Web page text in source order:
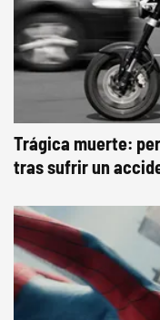
Trágica muerte:
tras sufrir un